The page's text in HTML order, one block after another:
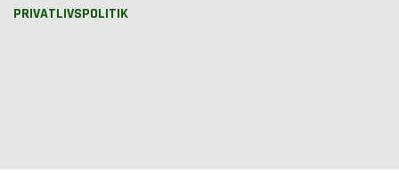
PRIVATLIVSPOLITIK